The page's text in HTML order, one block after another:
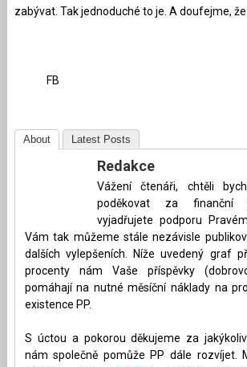
zabývat. Tak jednoduché to je. A doufejme, že
FB
About Latest Posts
Redakce
Vážení čtenáři, chtěli
poděkovat za finanční
vyjadřujete podporu
Vám tak můžeme stále nezávisle
dalších vylepšeních. Níže uvedený graf
procenty nám Vaše příspěvky
pomáhají na nutné měsíční náklady na
existence PP.
S úctou a pokorou děkujeme za
nám společně pomůže PP dále rozvíjet.